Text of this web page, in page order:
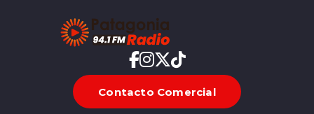
Contacto Comercial